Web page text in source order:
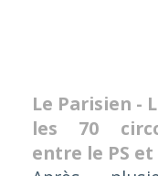
Le Parisien -
les 70
entre le PS et